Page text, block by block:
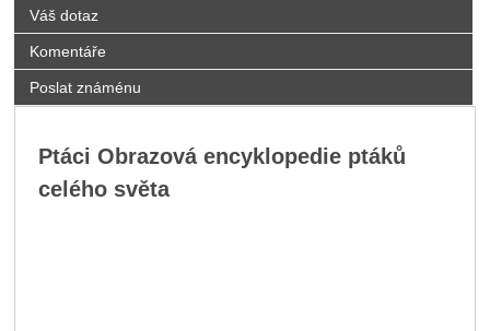
Váš dotaz
Komentáře
Poslat známénu
Ptáci Obrazová encyklopedie ptáků
celého světa